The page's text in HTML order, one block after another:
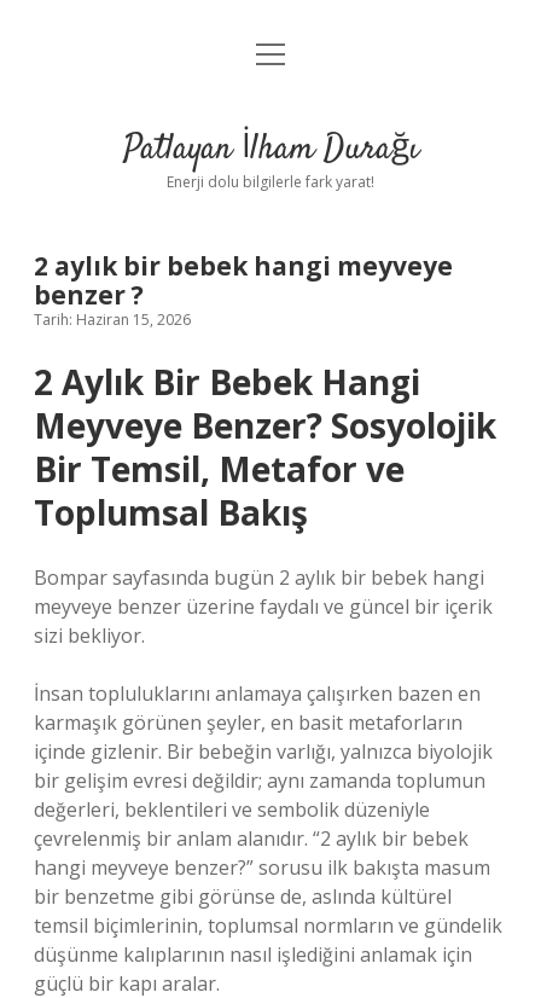
Anasayfa
Yasal Uyarı
menüyü
Patlayan İlham Durağı
Enerji dolu bilgilerle fark yarat!
2 aylık bir bebek hangi meyveye
benzer ?
Tarih: Haziran 15, 2026
2 Aylık Bir Bebek Hangi
Meyveye Benzer? Sosyolojik
Bir Temsil, Metafor ve
Toplumsal Bakış
Bompar sayfasında bugün 2 aylık bir bebek hangi
meyveye benzer üzerine faydalı ve güncel bir içerik
sizi bekliyor.
İnsan topluluklarını anlamaya çalışırken bazen en
karmaşık görünen şeyler, en basit metaforların
içinde gizlenir. Bir bebeğin varlığı, yalnızca biyolojik
bir gelişim evresi değildir; aynı zamanda toplumun
değerleri, beklentileri ve sembolik düzeniyle
çevrelenmiş bir anlam alanıdır. “2 aylık bir bebek
hangi meyveye benzer?” sorusu ilk bakışta masum
bir benzetme gibi görünse de, aslında kültürel
temsil biçimlerinin, toplumsal normların ve gündelik
düşünme kalıplarının nasıl işlediğini anlamak için
güçlü bir kapı aralar.